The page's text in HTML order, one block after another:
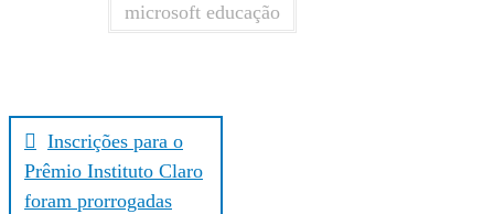
microsoft educação
de
Post
Inscrições para o
Prêmio Instituto Claro
foram prorrogadas